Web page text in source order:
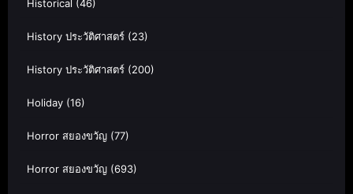
Historical (46)
History ประวัติศาสตร์ (23)
History ประวัติศาสตร์ (200)
Holiday (16)
Horror สยองขวัญ (77)
Horror สยองขวัญ (693)